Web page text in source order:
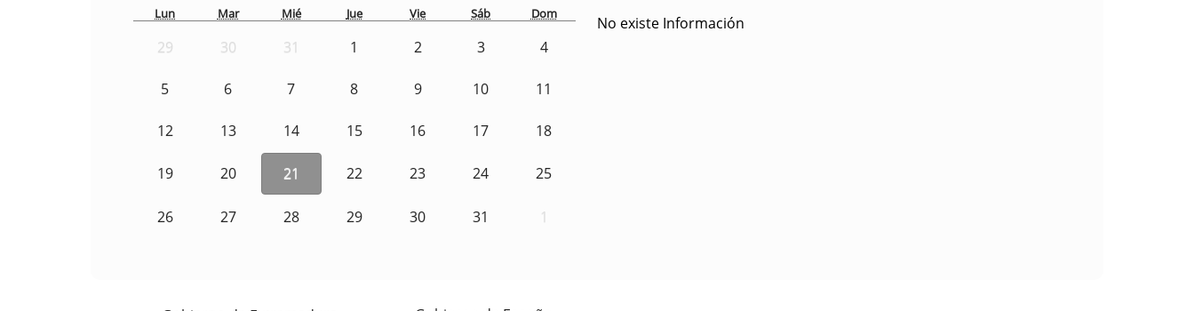
Lun Mar Mié Jue Vie Sáb Dom
29 30 31 1 2 3 4
5 6 7 8 9 10 11
12 13 14 15 16 17 18
19 20 21 22 23 24 25
26 27 28 29 30 31 1
No existe Información